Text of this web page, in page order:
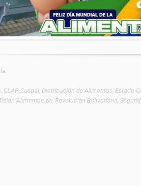
CLAP, Cuspal Distribución de Alimentos Estado
Alimentación Revolución Bolivariana